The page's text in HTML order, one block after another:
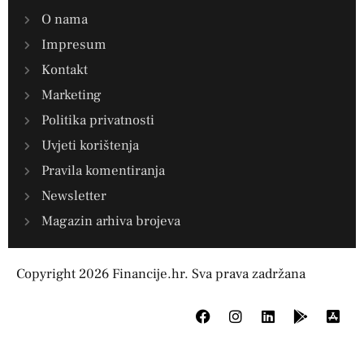
O nama
Impresum
Kontakt
Marketing
Politika privatnosti
Uvjeti korištenja
Pravila komentiranja
Newsletter
Magazin arhiva brojeva
Copyright 2026 Financije.hr. Sva prava zadržana